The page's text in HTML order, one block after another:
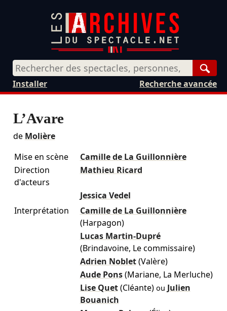
Recherche avancée
Installer
L’Avare
de Molière
Mise en scène
Camille de La Guillonnière
Direction
d'acteurs
Mathieu Ricard
Jessica Vedel
Interprétation
Camille de La Guillonnière
(Harpagon)
Lucas Martin-Dupré
(Brindavoine, Le commissaire)
Adrien Noblet (Valère)
Aude Pons (Mariane, La Merluche)
Lise Quet (Cléante) ou Julien
Bouanich